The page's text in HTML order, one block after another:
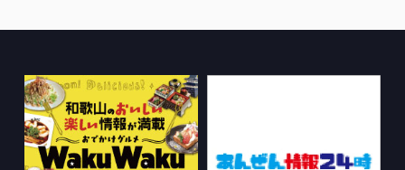
2026.08.04
ちゃぶ台おかわりの情報を更新しまし